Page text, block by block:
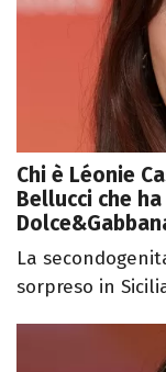
Chi è Léonie
Bellucci che
La
sorpreso in